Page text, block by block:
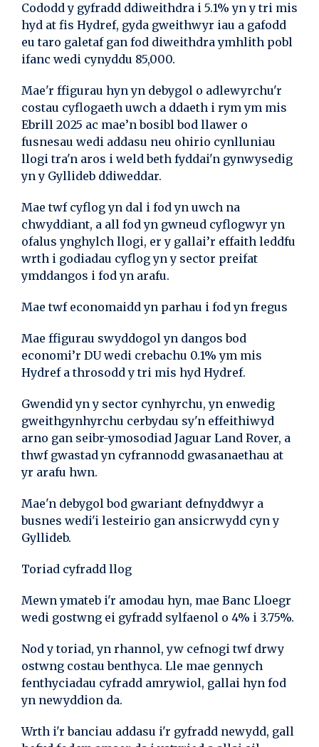
Cododd y gyfradd ddiweithdra i 5.1% yn y tri mis
hyd at fis Hydref, gyda gweithwyr iau a gafodd
eu taro galetaf gan fod diweithdra ymhlith pobl
ifanc wedi cynyddu 85,000.
Mae'r ffigurau hyn yn debygol o adlewyrchu'r
costau cyflogaeth uwch a ddaeth i rym ym mis
Ebrill 2025 ac mae’n bosibl bod llawer o
fusnesau wedi addasu neu ohirio cynlluniau
llogi tra'n aros i weld beth fyddai'n gynwysedig
yn y Gyllideb ddiweddar.
Mae twf cyflog yn dal i fod yn uwch na
chwyddiant, a all fod yn gwneud cyflogwyr yn
ofalus ynghylch llogi, er y gallai’r effaith leddfu
wrth i godiadau cyflog yn y sector preifat
ymddangos i fod yn arafu.
Mae twf economaidd yn parhau i fod yn fregus
Mae ffigurau swyddogol yn dangos bod
economi’r DU wedi crebachu 0.1% ym mis
Hydref a throsodd y tri mis hyd Hydref.
Gwendid yn y sector cynhyrchu, yn enwedig
gweithgynhyrchu cerbydau sy'n effeithiwyd
arno gan seibr-ymosodiad Jaguar Land Rover, a
thwf gwastad yn cyfrannodd gwasanaethau at
yr arafu hwn.
Mae'n debygol bod gwariant defnyddwyr a
busnes wedi'i lesteirio gan ansicrwydd cyn y
Gyllideb.
Toriad cyfradd llog
Mewn ymateb i'r amodau hyn, mae Banc Lloegr
wedi gostwng ei gyfradd sylfaenol o 4% i 3.75%.
Nod y toriad, yn rhannol, yw cefnogi twf drwy
ostwng costau benthyca. Lle mae gennych
fenthyciadau cyfradd amrywiol, gallai hyn fod
yn newyddion da.
Wrth i'r banciau addasu i'r gyfradd newydd, gall